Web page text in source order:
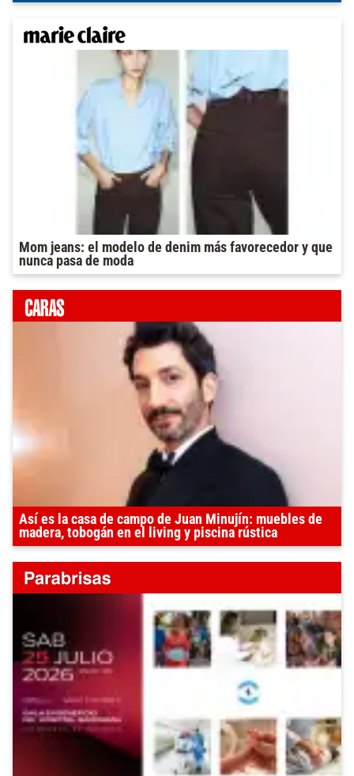
Mom jeans: el modelo de denim más favorecedor y que
nunca pasa de moda
Así es la casa de campo de Juan Minujín: muebles de
madera, tobogán en el living y piscina rústica